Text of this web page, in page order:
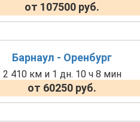
от 107500 руб.
Барнаул - Оренбург
2 410 км и 1 дн. 10 ч 8 мин
от 60250 руб.